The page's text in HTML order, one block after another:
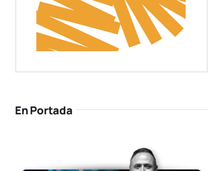
En Portada